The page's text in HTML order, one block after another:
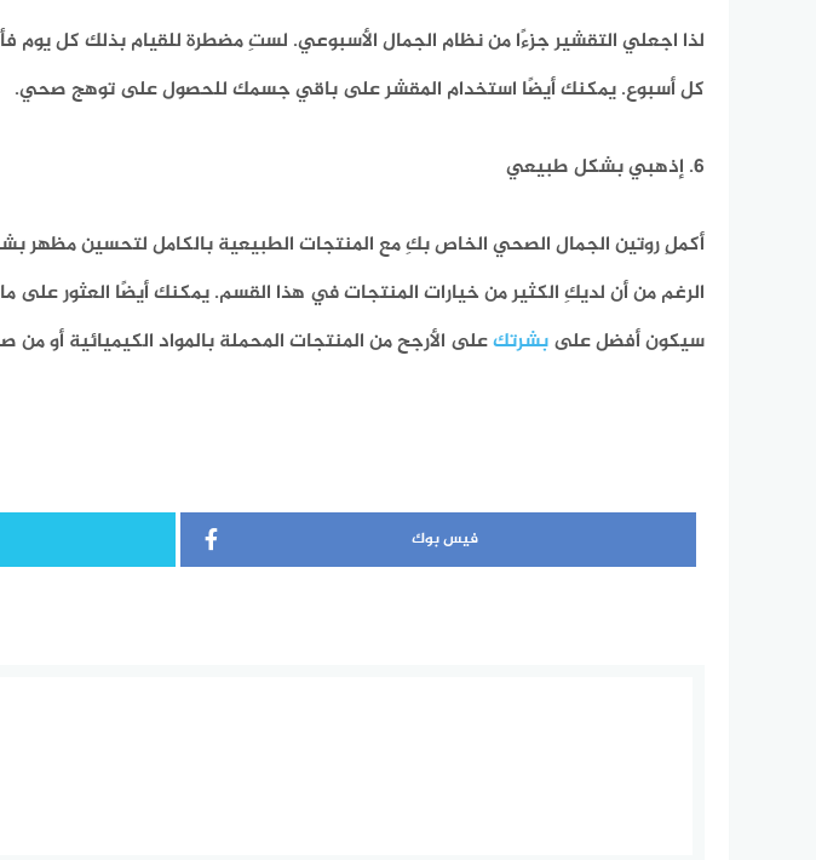
لذا اجعلي التقشير جزءًا من نظام الجمال الأسبوعي. لستِ مضطرة للقيام بذلك كل
كل أسبوع. يمكنك أيضًا استخدام المقشر على باقي جسمك للحصول على توهج صحي.
6. إذهبي بشكل طبيعي
أكملِ روتين الجمال الصحي الخاص بكِ مع المنتجات الطبيعية بالكامل لتحسين مظهر
الرغم من أن لديكِ الكثير من خيارات المنتجات في هذا القسم. يمكنك أيضًا العثور على
سيكون أفضل علىبشرتكعلى الأرجح من المنتجات المحملة بالمواد الكيميائية أو من
فيس بوك